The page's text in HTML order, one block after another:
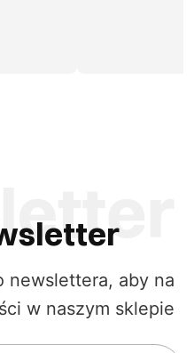
newslettera, aby na
w naszym sklepie